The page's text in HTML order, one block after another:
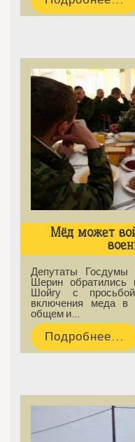
Мёд может
Депутаты
Шерин обратились
Шойгу с
включения меда в
общем и…
Подробнее...